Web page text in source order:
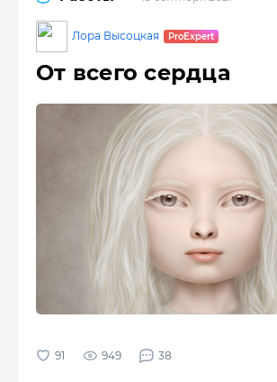
Лора Высоцкая
От всего сердца
949 38